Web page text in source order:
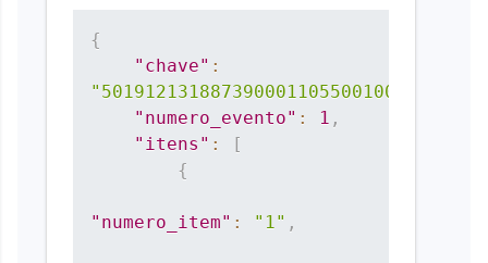
{
"chave" :
"numero_evento" : 1 ,
"itens" :
[
{
"numero_item" : "1" ,